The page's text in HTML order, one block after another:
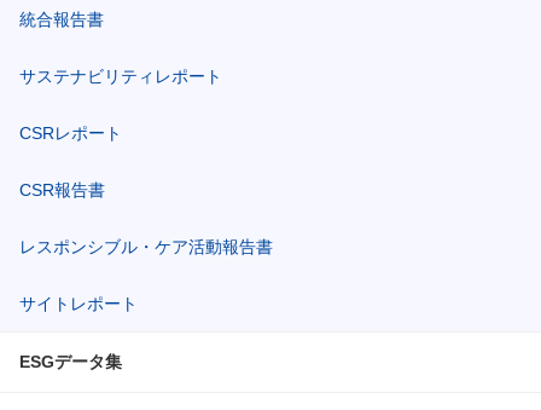
統合報告書
サステナビリティレポート
CSRレポート
CSR報告書
レスポンシブル・ケア活動報告書
サイトレポート
ESGデータ集